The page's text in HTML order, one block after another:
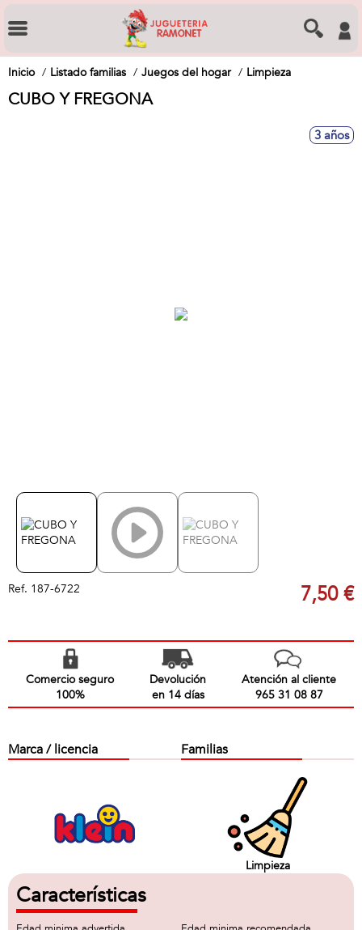
Inicio Listado familias Juegos del hogar Limpieza
CUBO Y FREGONA
3 años
Ref. 187-6722 7,50 €
Comercio seguro
100%
Devolución
en 14 días
Atención al cliente
965 31 08 87
Marca / licencia Familias
Limpieza
Características